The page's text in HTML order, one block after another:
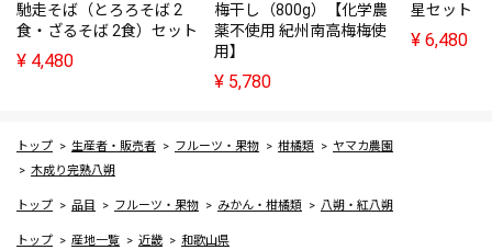
馳走そば（とろろそば 2
食・ざるそば 2食）セット
¥ 4,480
梅干し（800g）【化学農
薬不使用 紀州南高梅梅使
用】
¥ 5,780
星セット（
¥ 6,480
トップ 生産者・販売者 フルーツ・果物 柑橘類
ヤマカ農園
木成り完熟八朔
トップ 品目 フルーツ・果物 みかん・柑橘類 八朔・紅八朔
トップ 産地一覧 近畿 和歌山県